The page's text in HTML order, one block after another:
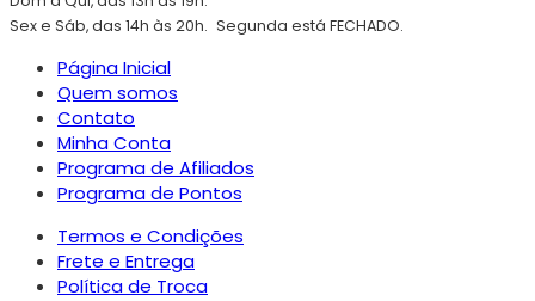
Sex e Sáb, das 14h às 20h. Segunda está FECHADO.
Página Inicial
Quem somos
Contato
Minha Conta
Programa de Afiliados
Programa de Pontos
Termos e Condições
Frete e Entrega
Política de Troca